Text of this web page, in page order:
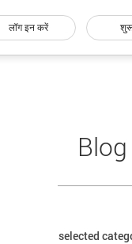
लॉग इन करें
Blog
selected